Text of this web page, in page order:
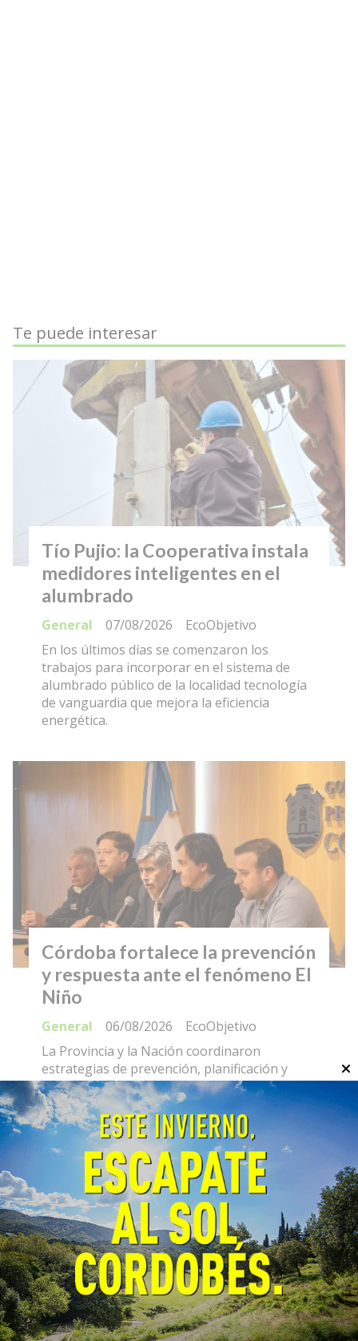
Te puede interesar
Tío Pujio: la Cooperativa instala
medidores inteligentes en el
alumbrado
EcoObjetivo
General
07/08/2026
En los últimos días se comenzaron los
trabajos para incorporar en el sistema de
alumbrado público de la localidad tecnología
de vanguardia que mejora la eficiencia
energética.
Córdoba fortalece la prevención
y respuesta ante el fenómeno El
Niño
EcoObjetivo
General
06/08/2026
La Provincia y la Nación coordinaron
estrategias de prevención, planificación y
respuesta. El próximo lunes se firmará un
convenio para fortalecer la prevención y el
monitoreo de incendios forestales.